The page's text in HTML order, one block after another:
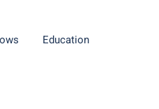
Education